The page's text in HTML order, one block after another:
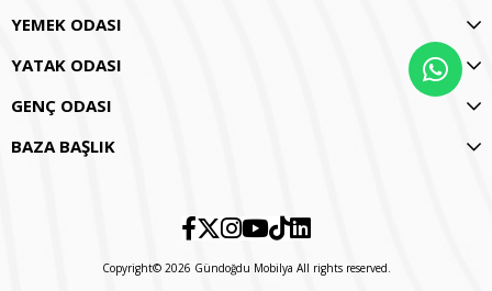
YEMEK ODASI
YATAK ODASI
GENÇ ODASI
BAZA BAŞLIK
Copyright© 2026 Gündoğdu Mobilya All rights reserved.